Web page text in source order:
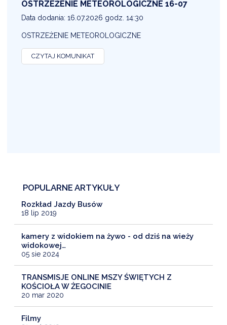
OSTRZEŻENIE METEOROLOGICZNE 16-07
Data dodania: 16.07.2026 godz. 14:30
OSTRZEŻENIE METEOROLOGICZNE
CZYTAJ KOMUNIKAT
POPULARNE ARTYKUŁY
Rozkład Jazdy Busów
18 lip 2019
kamery z widokiem na żywo - od dziś na wieży
widokowej…
05 sie 2024
TRANSMISJE ONLINE MSZY ŚWIĘTYCH Z
KOŚCIOŁA W ŻEGOCINIE
20 mar 2020
Filmy